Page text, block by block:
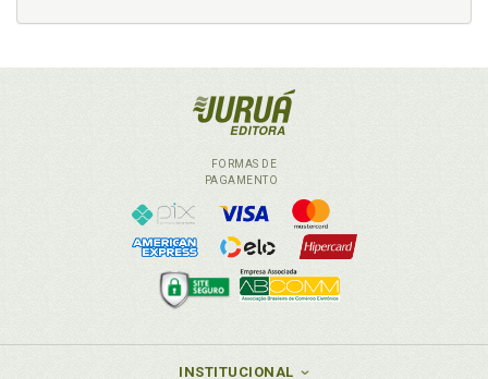
FORMAS DE
PAGAMENTO
INSTITUCIONAL